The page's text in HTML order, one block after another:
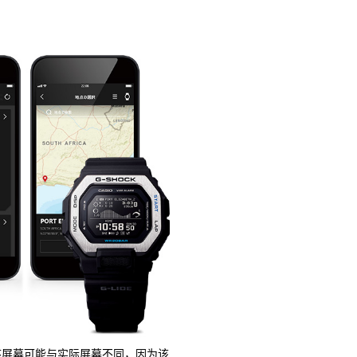
幕可能与实际屏幕不同，因为该